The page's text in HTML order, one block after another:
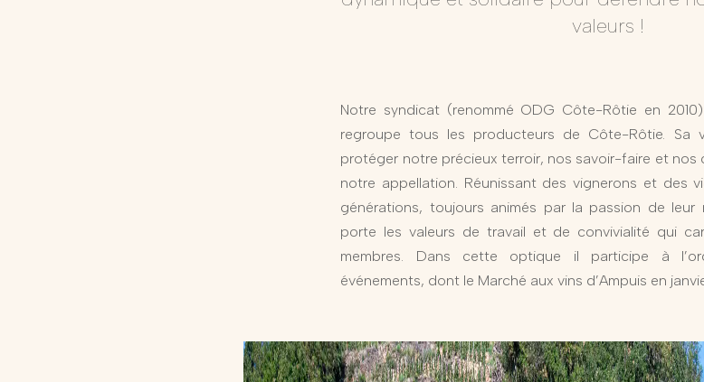
valeurs !
Notre syndicat (renommé ODG Côte-Rôtie en
regroupe tous les producteurs de Côte-Rôtie. Sa
protéger notre précieux terroir, nos savoir-faire et
notre appellation. Réunissant des vignerons et des
générations, toujours animés par la passion de leur
porte les valeurs de travail et de convivialité qui
membres. Dans cette optique il participe à
événements, dont le Marché aux vins d’Ampuis en